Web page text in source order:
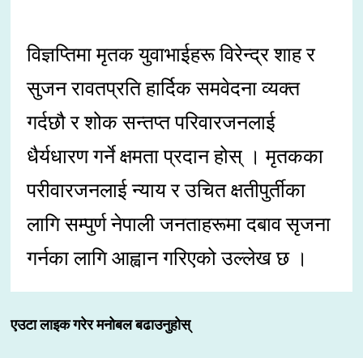
विज्ञप्तिमा मृतक युवाभाईहरू विरेन्द्र शाह र
सुजन रावतप्रति हार्दिक समवेदना व्यक्त
गर्दछौ र शोक सन्तप्त परिवारजनलाई
धैर्यधारण गर्ने क्षमता प्रदान होस् । मृतकका
परीवारजनलाई न्याय र उचित क्षतीपुर्तीका
लागि सम्पुर्ण नेपाली जनताहरूमा दबाव सृजना
गर्नका लागि आह्वान गरिएको उल्लेख छ ।
एउटा लाइक गरेर मनोबल बढाउनुहोस्